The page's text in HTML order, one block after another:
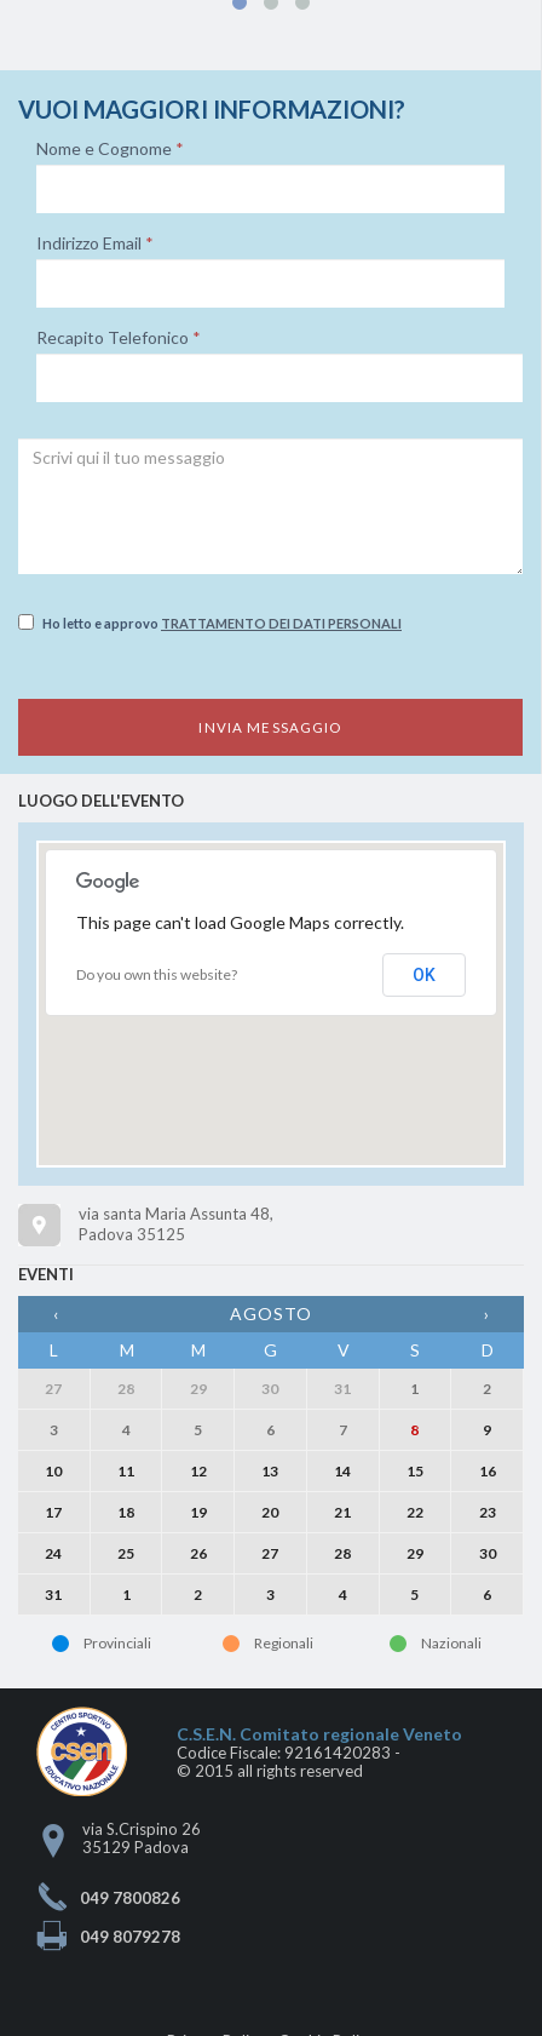
VUOI MAGGIORI INFORMAZIONI?
Nome e Cognome *
Indirizzo Email *
Recapito Telefonico *
Ho letto e approvo TRATTAMENTO DEI DATI PERSONALI
LUOGO DELL'EVENTO
This page can't load Google Maps correctly.
Do you own this website? OK
via santa Maria Assunta 48,
Padova 35125
EVENTI
‹ AGOSTO
›
L
M M G V S D
27 28 29 30 31 1 2
3 4 5 6 7 8 9
10 11 12 13 14 15 16
17 18 19 20 21 22 23
24 25 26 27 28 29 30
31 1 2 3 4 5 6
Provinciali Regionali Nazionali
C.S.E.N. Comitato regionale Veneto
Codice Fiscale: 92161420283 -
© 2015 all rights reserved
via S.Crispino 26
35129 Padova
049 7800826
049 8079278